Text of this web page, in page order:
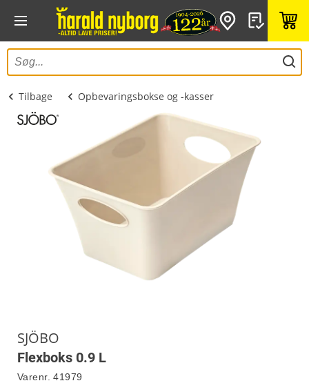
Tilbage Opbevaringsbokse og -kasser
SJÖBO
Flexboks 0.9 L
Varenr. 41979